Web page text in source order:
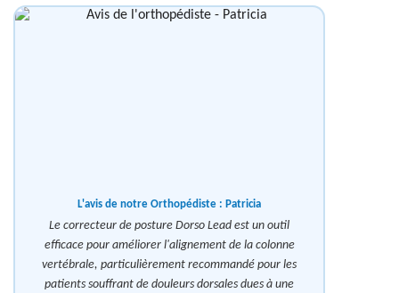
L'avis de notre Orthopédiste : Patricia
Le correcteur de posture Dorso Lead est un outil
efficace pour améliorer l'alignement de la colonne
vertébrale, particulièrement recommandé pour les
patients souffrant de douleurs dorsales dues à une